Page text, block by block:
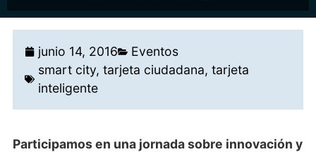
junio 14, 2016
Eventos
smart city,tarjeta ciudadana,tarjeta
inteligente
Participamos en una jornada sobre innovación y